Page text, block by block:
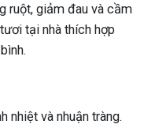
ruột, giảm đau và cầm
tại nhà thích hợp
nhiệt và nhuận tràng.